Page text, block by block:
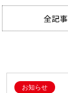
全記事
お知らせ